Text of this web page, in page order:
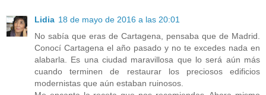
Lidia 18 de mayo de 2016 a las 20:01
No sabía que eras de Cartagena, pensaba que de Madrid.
Conocí Cartagena el año pasado y no te excedes nada en
alabarla. Es una ciudad maravillosa que lo será aún más
cuando terminen de restaurar los preciosos edificios
modernistas que aún estaban ruinosos.